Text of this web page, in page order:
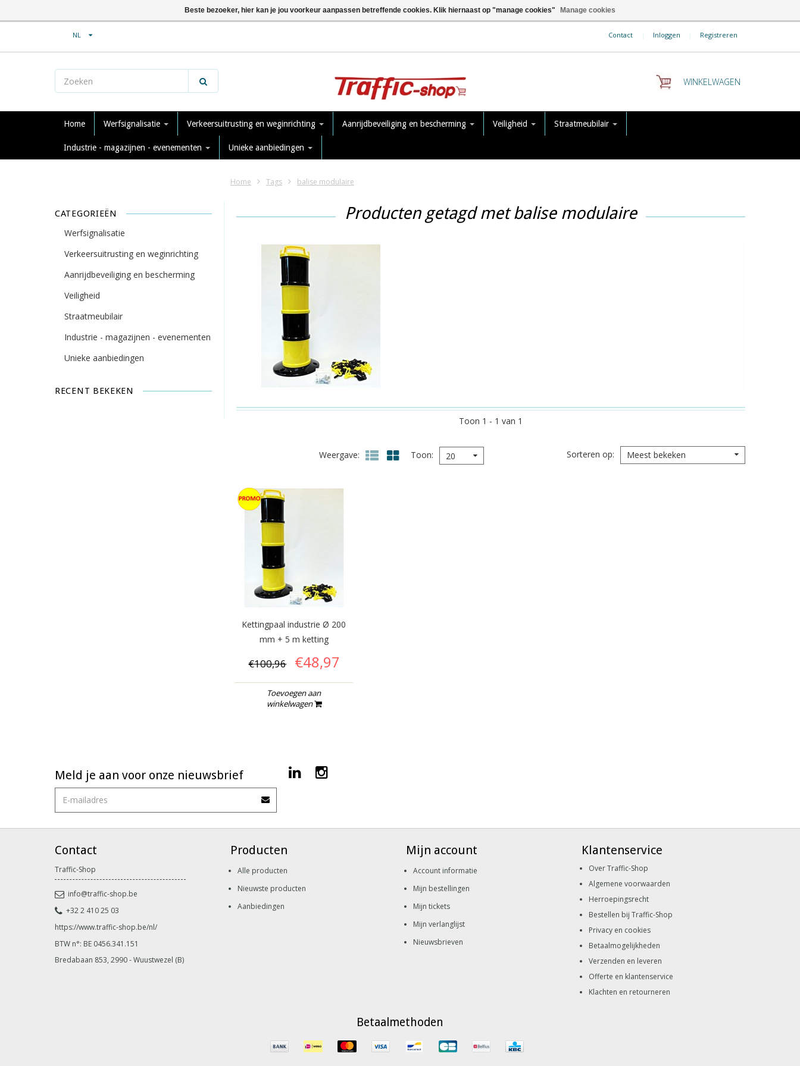
NL Contact | Inloggen | Registreren
WINKELWAGEN
Home Werfsignalisatie Verkeersuitrusting en weginrichting Aanrijdbeveiliging en bescherming Veiligheid Straatmeubilair
Industrie - magazijnen - evenementen Unieke aanbiedingen
Home Tags balise modulaire
CATEGORIEËN
Werfsignalisatie
Verkeersuitrusting en weginrichting
Aanrijdbeveiliging en bescherming
Veiligheid
Straatmeubilair
Industrie - magazijnen - evenementen
Unieke aanbiedingen
RECENT BEKEKEN
Producten getagd met balise modulaire
Toon 1 - 1 van 1
Weergave Toon 20 Sorteren op Meest bekeken
Kettingpaal industrie Ø 200
mm + 5 m ketting
€100,96 €48,97
Toevoegen aan
winkelwagen
Meld je aan voor onze nieuwsbrief
Contact
Traffic-Shop
info@traffic-shop.be
+32 2 410 25 03
https://www.traffic-shop.be/nl/
BTW n°: BE 0456.341.151
Bredabaan 853, 2990 - Wuustwezel (B)
Producten
Alle producten
Nieuwste producten
Aanbiedingen
Mijn account
Account informatie
Mijn bestellingen
Mijn tickets
Mijn verlanglijst
Nieuwsbrieven
Klantenservice
Over Traffic-Shop
Algemene voorwaarden
Herroepingsrecht
Bestellen bij Traffic-Shop
Privacy en cookies
Betaalmogelijkheden
Verzenden en leveren
Offerte en klantenservice
Klachten en retourneren
Betaalmethoden
Beste bezoeker, hier kan je jou voorkeur aanpassen betreffende cookies. Klik hiernaast op "manage cookies" Manage cookies